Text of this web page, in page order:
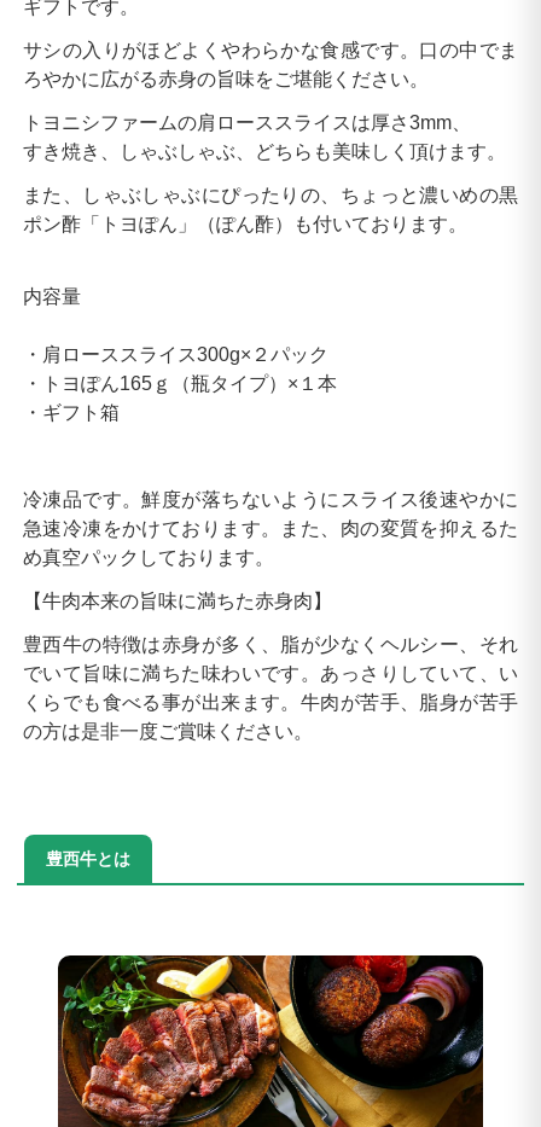
ギフトです。
サシの入りがほどよくやわらかな食感です。口の中でま
ろやかに広がる赤身の旨味をご堪能ください。
トヨニシファームの肩ローススライスは厚さ3mm、
すき焼き、しゃぶしゃぶ、どちらも美味しく頂けます。
また、しゃぶしゃぶにぴったりの、ちょっと濃いめの黒
ポン酢「トヨぽん」（ぽん酢）も付いております。
内容量
・肩ローススライス300g×２パック
・トヨぽん165ｇ（瓶タイプ）×１本
・ギフト箱
冷凍品です。鮮度が落ちないようにスライス後速やかに
急速冷凍をかけております。また、肉の変質を抑えるた
め真空パックしております。
【牛肉本来の旨味に満ちた赤身肉】
豊西牛の特徴は赤身が多く、脂が少なくヘルシー、それ
でいて旨味に満ちた味わいです。あっさりしていて、い
くらでも食べる事が出来ます。牛肉が苦手、脂身が苦手
の方は是非一度ご賞味ください。
豊西牛とは